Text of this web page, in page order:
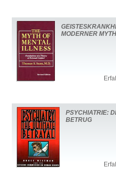
MODERNER
PSYCHIATRIE:
BETRUG